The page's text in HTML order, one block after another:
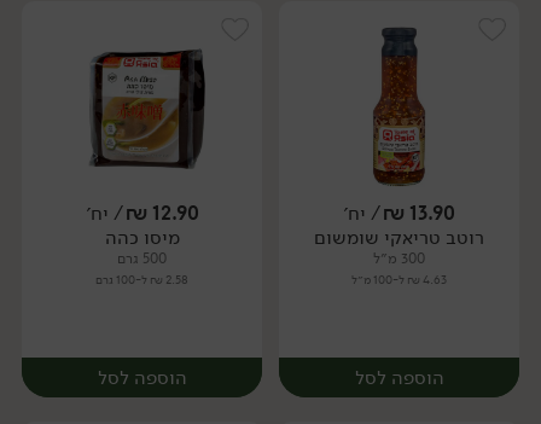
יח׳ יח׳
13.90
₪/ יח׳
רוטב טריאקי שומשום
300 מ״ל
4.63 ₪ ל-100 מ״ל
הוספה לסל
12.90
₪/ יח׳
מיסו כהה
500 גרם
2.58 ₪ ל-100 גרם
הוספה לסל